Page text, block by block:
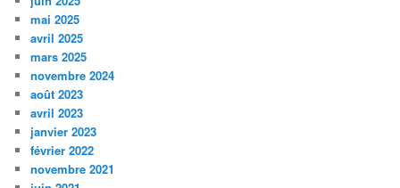
mai 2025
avril 2025
mars 2025
novembre 2024
août 2023
avril 2023
janvier 2023
février 2022
novembre 2021